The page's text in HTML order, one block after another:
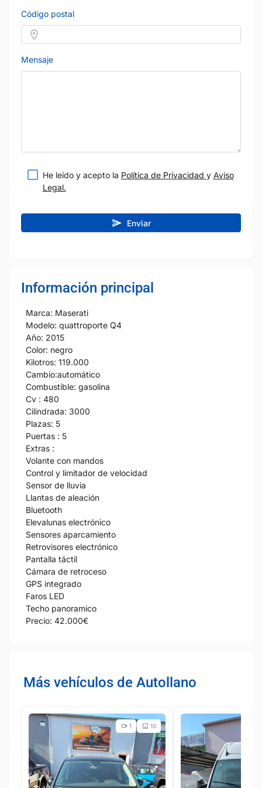
Código postal
Mensaje
He leído y acepto la Política de Privacidad y Aviso
Legal.
Enviar
Información principal
Marca: Maserati
Modelo: quattroporte Q4
Año: 2015
Color: negro
Kilotros: 119.000
Cambio:automático
Combustible: gasolina
Cv : 480
Cilindrada: 3000
Plazas: 5
Puertas : 5
Extras :
Volante con mandos
Control y limitador de velocidad
Sensor de lluvia
Llantas de aleación
Bluetooth
Elevalunas electrónico
Sensores aparcamiento
Retrovisores electrónico
Pantalla táctil
Cámara de retroceso
GPS integrado
Faros LED
Techo panoramico
Precio: 42.000€
Más vehículos de Autollano
10
1